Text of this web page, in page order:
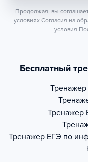
Продолжая, вы
условиях Согласия на
условия
Бесплатный
Тренажер
Тренажер
Тренажер ЕГЭ по